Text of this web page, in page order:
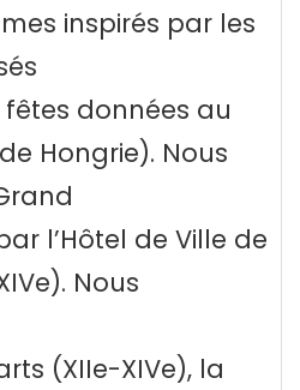
inspirés par les
données au
Hongrie). Nous
l’Hôtel de Ville de
Nous
(XIIe-XIVe), la